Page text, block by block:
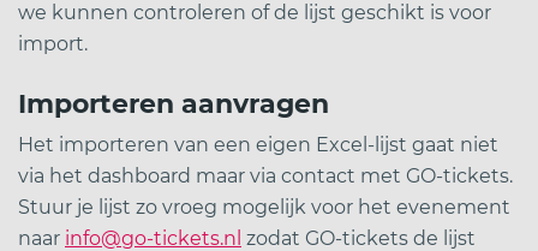
we kunnen controleren of de lijst geschikt is voor
import.
Importeren aanvragen
Het importeren van een eigen Excel-lijst gaat niet
via het dashboard maar via contact met GO-tickets.
Stuur je lijst zo vroeg mogelijk voor het evenement
naar info@go-tickets.nl zodat GO-tickets de lijst